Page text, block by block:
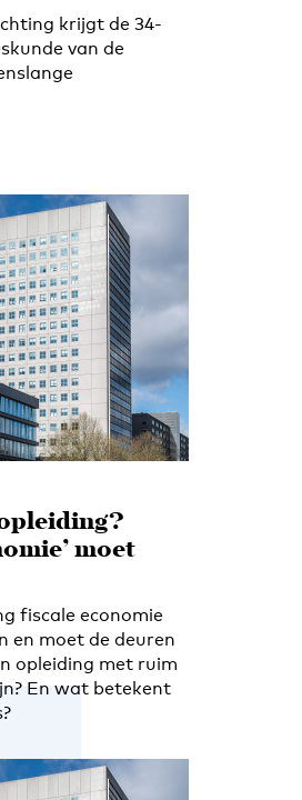
krijgt de 34-
van de
moet
fiscale economie
en moet de deuren
opleiding met ruim
En wat betekent